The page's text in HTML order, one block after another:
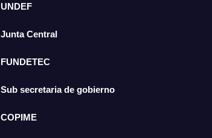
UNDEF
Junta Central
FUNDETEC
Sub secretaria de gobierno
COPIME